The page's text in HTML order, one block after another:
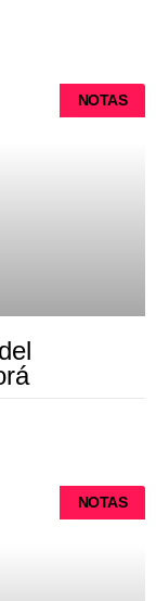
NOTAS
NOTAS